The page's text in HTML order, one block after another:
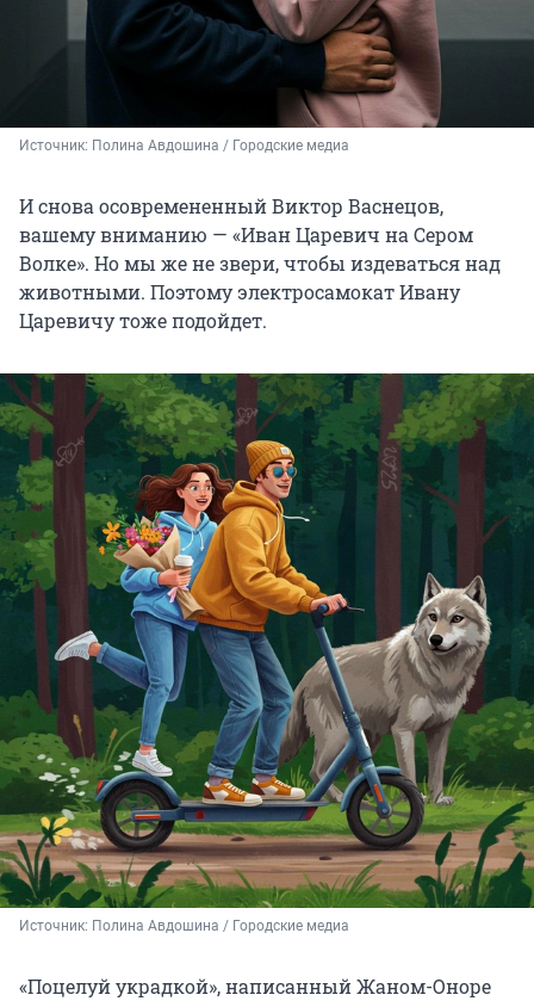
Источник: Полина Авдошина / Городские медиа
И снова осовремененный Виктор Васнецов,
вашему вниманию — «Иван Царевич на Сером
Волке». Но мы же не звери, чтобы издеваться над
животными. Поэтому электросамокат Ивану
Царевичу тоже подойдет.
Источник: Полина Авдошина / Городские медиа
«Поцелуй украдкой», написанный Жаном-Оноре